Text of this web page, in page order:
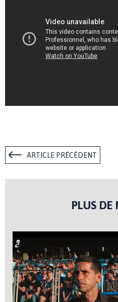
ARTICLE PRÉCÉDENT
PLUS DE